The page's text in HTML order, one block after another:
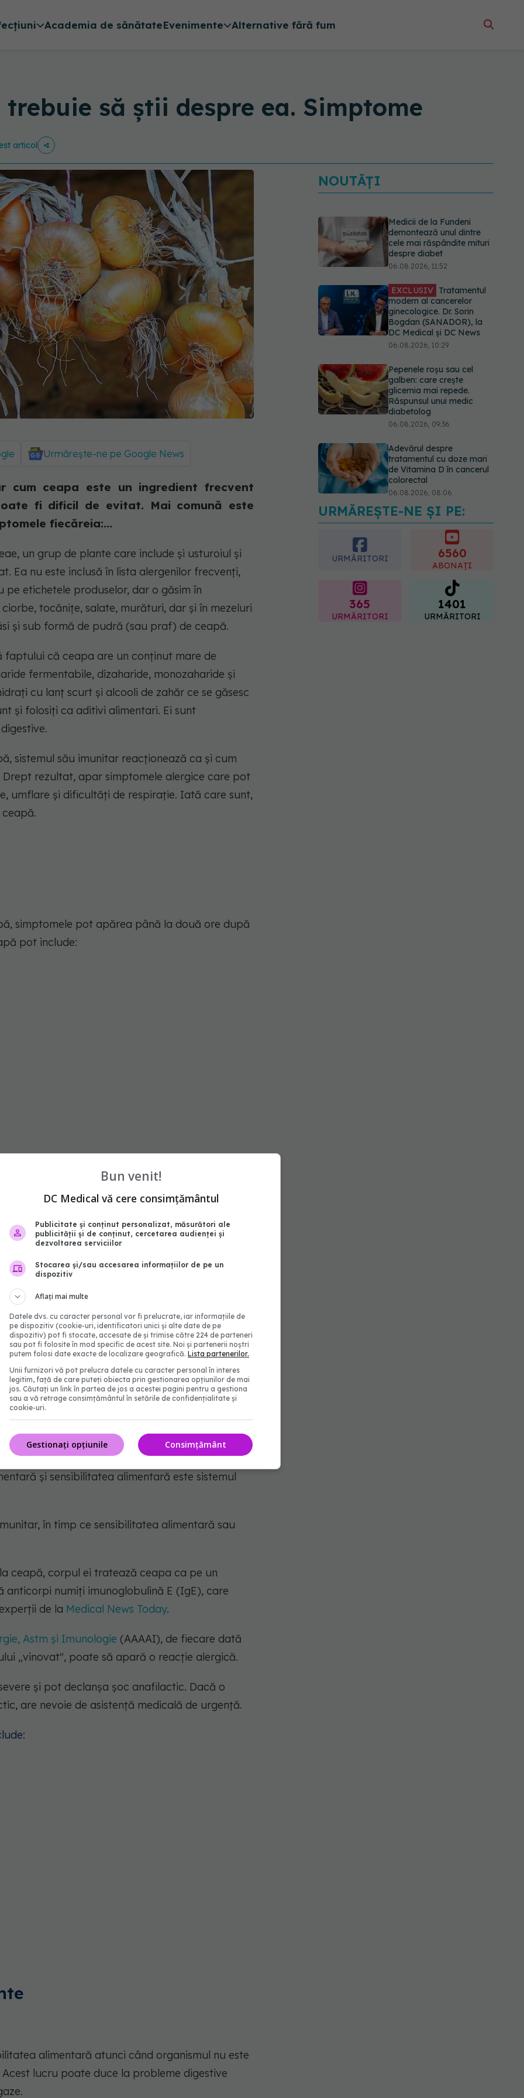
Academia de sănătateEvenimente Alternative fără fum
să știi despre ea. Simptome
articol
Urmărește-ne pe Google News
cum ceapa este un ingredient frecvent
fi dificil de evitat. Mai comună este
fiecăreia:...
un grup de plante care include și usturoiul și
Ea nu este inclusă în lista alergenilor frecvenți,
etichetele produselor, dar o găsim în
tocănițe, salate, murături, dar și în mezeluri
și sub formă de pudră (sau praf) de ceapă.
faptului că ceapa are un conținut mare de
fermentabile, dizaharide, monozaharide și
cu lanț scurt și alcooli de zahăr ce se găsesc
și folosiți ca aditivi alimentari. Ei sunt
sistemul său imunitar reacționează ca și cum
rezultat, apar simptomele alergice care pot
umflare și dificultăți de respirație. Iată care sunt,
simptomele pot apărea până la două ore după
pot include:
și sensibilitatea alimentară este sistemul
în timp ce sensibilitatea alimentară sau
ceapă, corpul ei tratează ceapa ca pe un
anticorpi numiți imunoglobulină E (IgE), care
de la Medical News Today.
Astm și Imunologie (AAAAI), de fiecare dată
„vinovat", poate să apară o reacție alergică.
și pot declanșa șoc anafilactic. Dacă o
are nevoie de asistență medicală de urgență.
alimentară atunci când organismul nu este
lucru poate duce la probleme digestive
NOUTĂȚI
Medicii de la Fundeni
demontează unul dintre
cele mai răspândite mituri
despre diabet
06.08.2026, 11:52
EXCLUSIV Tratamentul
modern al cancerelor
ginecologice. Dr. Sorin
Bogdan (SANADOR), la
DC Medical și DC News
06.08.2026, 10:29
Pepenele roșu sau cel
galben: care crește
glicemia mai repede.
Răspunsul unui medic
diabetolog
06.08.2026, 09:36
Adevărul despre
tratamentul cu doze mari
de Vitamina D în cancerul
colorectal
06.08.2026, 08:06
Trei lucruri pe care trebuie
să le faci după 45 de ani
ca să întârzii demența cu
până la 13 ani
06.08.2026, 13:03
URMĂREȘTE-NE ȘI PE:
URMĂRITORI 6560
ABONAȚI
365
URMĂRITORI
1401
URMĂRITORI
Bun venit!
DC Medical vă cere consimțământul
Publicitate și conținut personalizat, măsurători ale
publicității și de conținut, cercetarea audienței și
dezvoltarea serviciilor
Stocarea și/sau accesarea informațiilor de pe un
dispozitiv
Aflați mai multe
Datele dvs. cu caracter personal vor fi prelucrate, iar informațiile de
pe dispozitiv (cookie-uri, identificatori unici și alte date de pe
dispozitiv) pot fi stocate, accesate de și trimise către 224 de parteneri
sau pot fi folosite în mod specific de acest site. Noi și partenerii noștri
putem folosi date exacte de localizare geografică. Lista partenerilor.
Unii furnizori vă pot prelucra datele cu caracter personal în interes
legitim, față de care puteți obiecta prin gestionarea opțiunilor de mai
jos. Căutați un link în partea de jos a acestei pagini pentru a gestiona
sau a vă retrage consimțământul în setările de confidențialitate și
cookie-uri.
Consimțământ
Gestionați opțiunile